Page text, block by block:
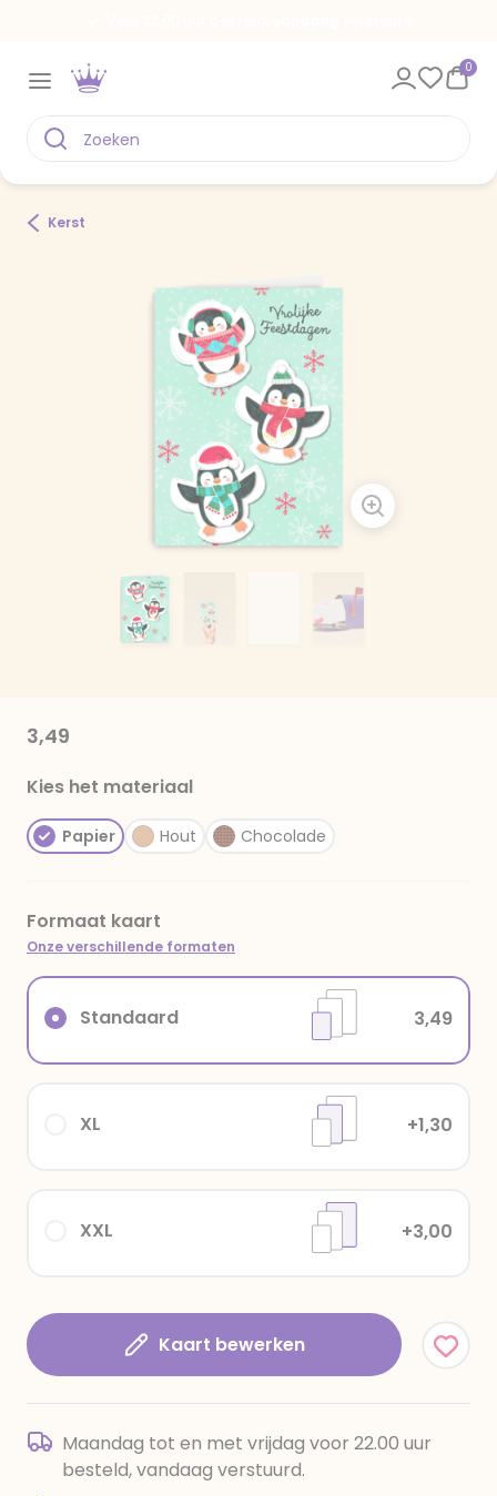
0
Kerst
3,49
Kies het materiaal
Papier Hout Chocolade
Formaat kaart
Onze verschillende formaten
XXL +3,00
XL +1,30
Standaard 3,49
Kaart bewerken
Maandag tot en met vrijdag voor 22.00 uur
besteld, vandaag verstuurd.